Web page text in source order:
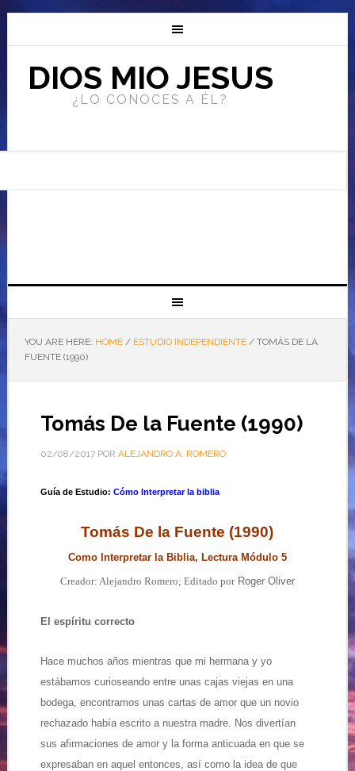
DIOS MIO JESUS
¿LO CONOCES A ÉL?
YOU ARE HERE: HOME / ESTUDIO INDEPENDIENTE /TOMÁS DE LA
FUENTE (1990)
Tomás De la Fuente (1990)
02/08/2017POR ALEJANDRO A. ROMERO
Guía de Estudio: Cómo Interpretar la biblia
Tomás De la Fuente (1990)
Como Interpretar la Biblia, Lectura Módulo 5
Creador: Alejandro Romero; Editado porRoger Oliver
El espíritu correcto
Hace muchos años mientras que mi hermana y yo
estábamos curioseando entre unas cajas viejas en una
bodega, encontramos unas cartas de amor que un novio
rechazado había escrito a nuestra madre. Nos divertían
sus afirmaciones de amor y la forma anticuada en que se
expresaban en aquel entonces, así como la idea de que